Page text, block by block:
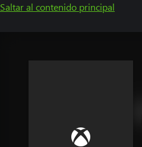
Saltar al contenido principal